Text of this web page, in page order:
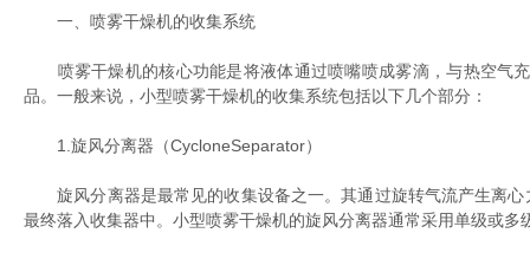
一、喷雾干燥机的收集系统
喷雾干燥机的核心功能是将液体通过喷嘴喷成雾滴，与热空气充
品。一般来说，小型喷雾干燥机的收集系统包括以下几个部分：
1.旋风分离器（CycloneSeparator）
旋风分离器是最常见的收集设备之一。其通过旋转气流产生离心
最终落入收集器中。小型喷雾干燥机的旋风分离器通常采用单级或